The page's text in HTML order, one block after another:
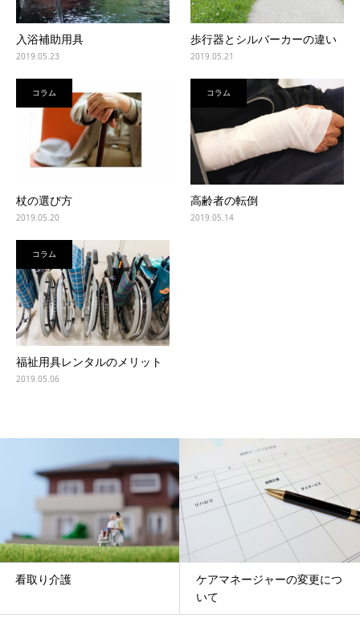
入浴補助用具
2019.05.23
歩行器とシルバーカーの違い
2019.05.21
コラム
杖の選び方
2019.05.20
コラム
高齢者の転倒
2019.05.14
コラム
福祉用具レンタルのメリット
2019.05.06
看取り介護
ケアマネージャーの変更につ
いて